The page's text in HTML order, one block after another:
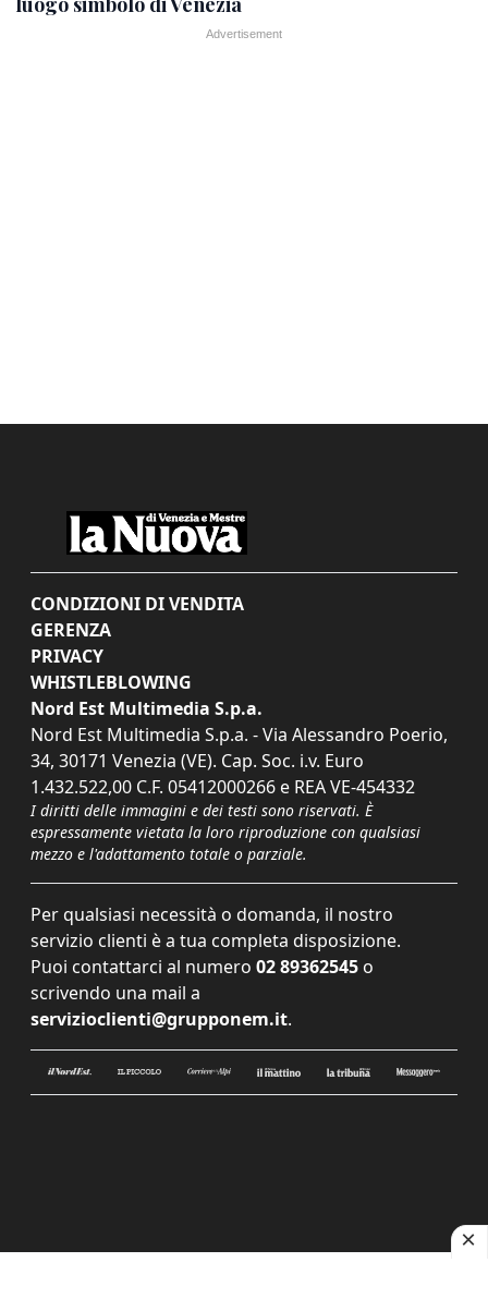
CONDIZIONI DI VENDITA
GERENZA
PRIVACY
WHISTLEBLOWING
Nord Est Multimedia S.p.a.
Nord Est Multimedia S.p.a. - Via Alessandro Poerio,
34, 30171 Venezia (VE). Cap. Soc. i.v. Euro
1.432.522,00 C.F. 05412000266 e REA VE-454332
I diritti delle immagini e dei testi sono riservati. È
espressamente vietata la loro riproduzione con qualsiasi
mezzo e l'adattamento totale o parziale.
Per qualsiasi necessità o domanda, il nostro
servizio clienti è a tua completa disposizione.
Puoi contattarci al numero 02 89362545 o
scrivendo una mail a
servizioclienti@grupponem.it.